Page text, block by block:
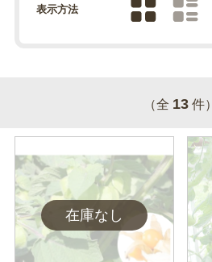
表示方法
（全 13 件）